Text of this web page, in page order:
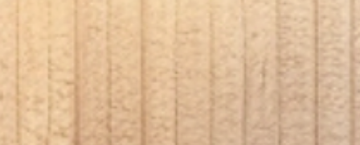
Onderhoud